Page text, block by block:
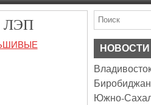
ЛЭП
Биробиджан
Южно-